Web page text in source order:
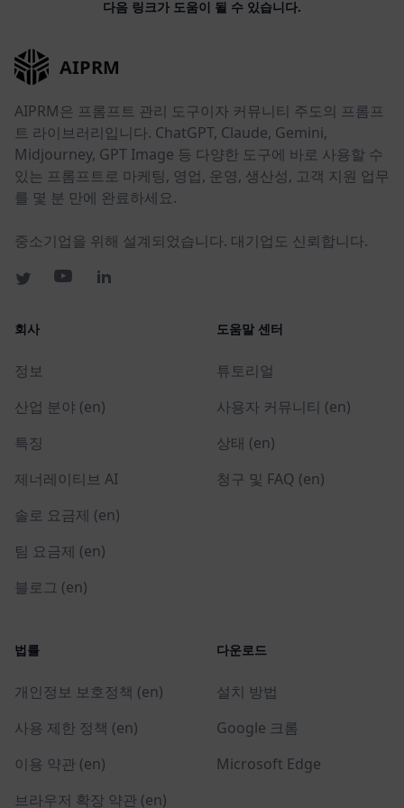
다음 링크가 도움이 될 수 있습니다.
AIPRM
AIPRM은 프롬프트 관리 도구이자 커뮤니티 주도의 프롬프
트 라이브러리입니다. ChatGPT, Claude, Gemini,
Midjourney, GPT Image 등 다양한 도구에 바로 사용할 수
있는 프롬프트로 마케팅, 영업, 운영, 생산성, 고객 지원 업무
를 몇 분 만에 완료하세요.
중소기업을 위해 설계되었습니다. 대기업도 신뢰합니다.
회사
정보
산업 분야 (en)
특징
제너레이티브 AI
솔로 요금제 (en)
팀 요금제 (en)
블로그 (en)
도움말 센터
튜토리얼
사용자 커뮤니티 (en)
상태 (en)
청구 및 FAQ (en)
법률
개인정보 보호정책 (en)
사용 제한 정책 (en)
이용 약관 (en)
브라우저 확장 약관 (en)
다운로드
설치 방법
Google 크롬
Microsoft Edge